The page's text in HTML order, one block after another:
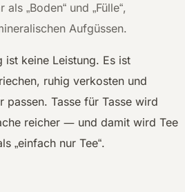
„Boden“ und „Fülle“,
Aufgüssen.
ist keine Leistung. Es ist
ruhig verkosten und
Tasse für Tasse wird
reicher — und damit wird Tee
„einfach nur Tee“.